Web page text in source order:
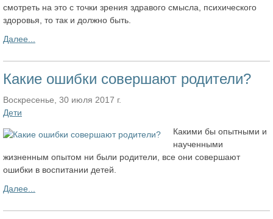
смотреть на это с точки зрения здравого смысла, психического
здоровья, то так и должно быть.
Далее...
Какие ошибки совершают родители?
Воскресенье, 30 июля 2017 г.
Дети
Какими бы опытными и
наученными
жизненным опытом ни были родители, все они совершают
ошибки в воспитании детей.
Далее...